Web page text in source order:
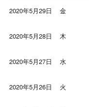
2020年5月29日 金
2020年5月28日 木
2020年5月27日 水
2020年5月26日 火